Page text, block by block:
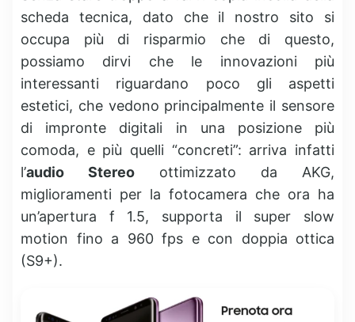
scheda tecnica, dato che il nostro sito si
occupa più di risparmio che di questo,
possiamo dirvi che le innovazioni più
interessanti riguardano poco gli aspetti
estetici, che vedono principalmente il sensore
di impronte digitali in una posizione più
comoda, e più quelli “concreti”: arriva infatti
l’audio Stereo ottimizzato da AKG,
miglioramenti per la fotocamera che ora ha
un’apertura f 1.5, supporta il super slow
motion fino a 960 fps e con doppia ottica
(S9+).